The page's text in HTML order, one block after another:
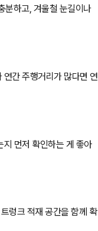
분하고, 겨울철 눈길이나
간 주행거리가 많다면 연
먼저 확인하는 게 좋아
렁크 적재 공간을 함께 확